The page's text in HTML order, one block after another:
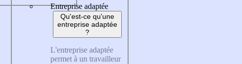
Entreprise adaptée
Qu'est-ce qu'une
entreprise adaptée
?
L'entreprise adaptée
permet à un travailleur